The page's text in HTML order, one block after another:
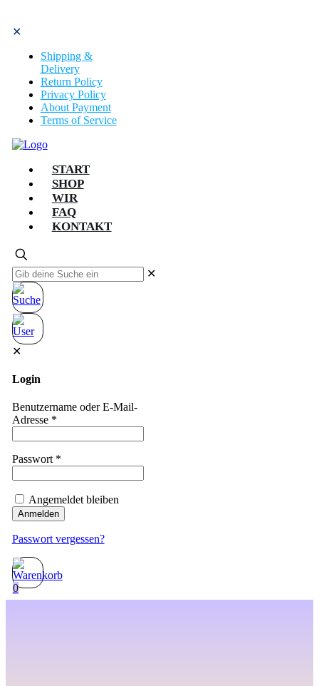
✕
Shipping &
Delivery
Return Policy
Privacy Policy
About Payment
Terms of Service
START
SHOP
WIR
FAQ
KONTAKT
✕
✕
Login
Benutzername oder E-Mail-
Adresse *
Passwort *
Angemeldet bleiben
Anmelden
Passwort vergessen?
0